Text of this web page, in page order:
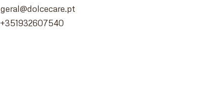
geral@dolcecare.pt
+351932607540